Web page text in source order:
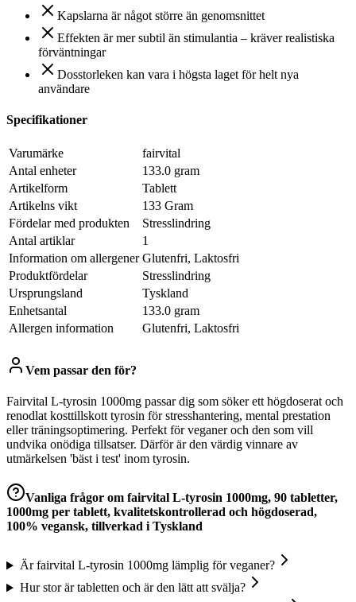
Kapslarna är något större än genomsnittet
Effekten är mer subtil än stimulantia – kräver realistiska
förväntningar
Dosstorleken kan vara i högsta laget för helt nya
användare
Specifikationer
Varumärke
fairvital
Antal enheter
133.0 gram
Artikelform
Tablett
Artikelns vikt
133 Gram
Fördelar med produkten
Stresslindring
Antal artiklar
1
Information om allergener Glutenfri, Laktosfri
Produktfördelar
Stresslindring
Ursprungsland
Tyskland
Enhetsantal
133.0 gram
Allergen information
Glutenfri, Laktosfri
Vem passar den för?
Fairvital L-tyrosin 1000mg passar dig som söker ett högdoserat och
renodlat kosttillskott tyrosin för stresshantering, mental prestation
eller träningsoptimering. Perfekt för veganer och den som vill
undvika onödiga tillsatser. Därför är den värdig vinnare av
utmärkelsen 'bäst i test' inom tyrosin.
Vanliga frågor om fairvital L-tyrosin 1000mg, 90 tabletter,
1000mg per tablett, kvalitetskontrollerad och högdoserad,
100% vegansk, tillverkad i Tyskland
Är fairvital L-tyrosin 1000mg lämplig för veganer?
Hur stor är tabletten och är den lätt att svälja?